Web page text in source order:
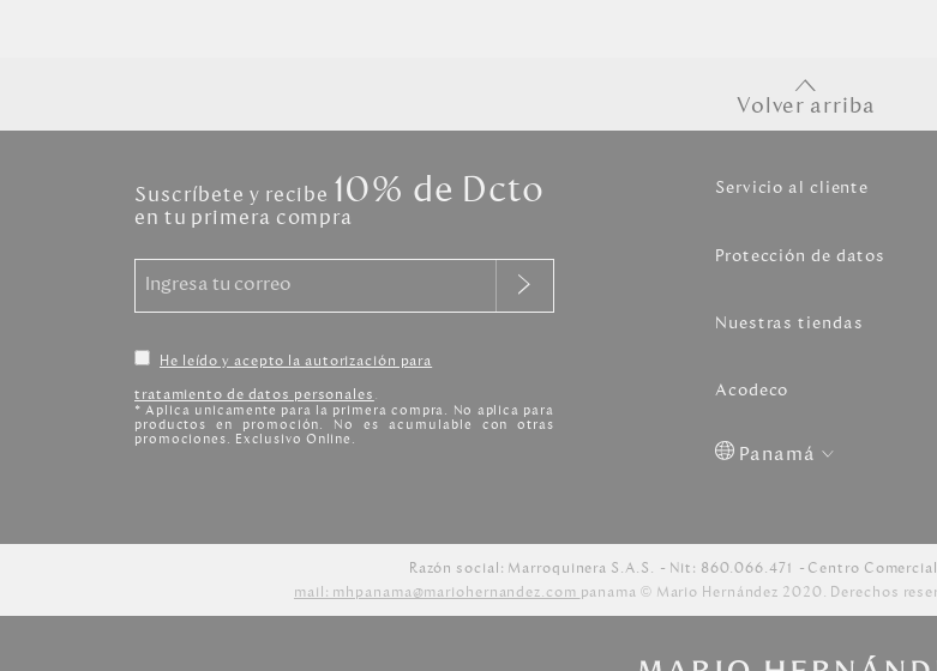
Volver arriba
Suscríbete y recibe 10% de Dcto
en tu primera compra
He leído y acepto la autorización para
tratamiento de datos personales.
* Aplica unicamente para la primera compra. No aplica para
productos en promoción. No es acumulable con otras
promociones. Exclusivo Online.
Servicio al cliente
Protección de datos
Nuestras tiendas
Acodeco
Panamá
Razón social: Marroquinera S.A.S. Nit: 860.066.471
Centro
mail: mhpanama@mariohernandez.com panama © Mario Hernández 2020. Derechos